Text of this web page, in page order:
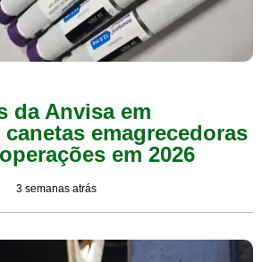
da Anvisa em
emagrecedoras
em 2026
3 semanas atrás